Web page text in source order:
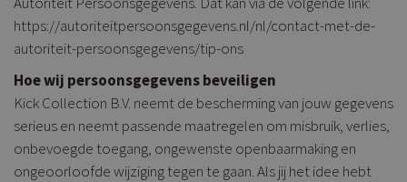
https://autoriteitpersoonsgegevens.nl/nl/contact-met-de-
autoriteit-persoonsgegevens/tip-ons
Hoe wij persoonsgegevens beveiligen
Kick Collection B.V. neemt de bescherming van jouw gegevens
serieus en neemt passende maatregelen om misbruik, verlies,
onbevoegde toegang, ongewenste openbaarmaking en
ongeoorloofde wijziging tegen te gaan. Als jij het idee hebt